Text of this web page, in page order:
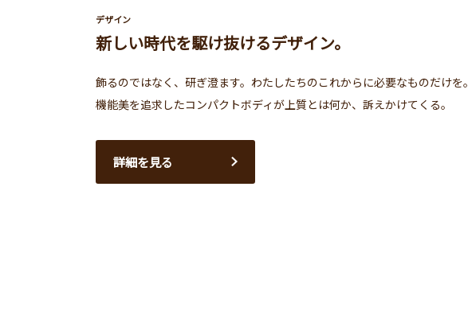
デザイン
新しい時代を駆け抜けるデザイン。
飾るのではなく、研ぎ澄ます。わたしたちのこれからに必要なものだけを。
機能美を追求したコンパクトボディが上質とは何か、訴えかけてくる。
詳細を見る